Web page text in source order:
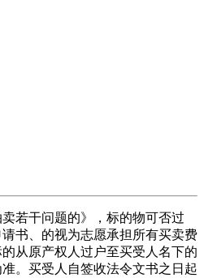
若干问题的》，标的物可否过
书、的视为志愿承担所有买卖费
从原产权人过户至买受人名下的
。买受人自签收法令文书之日起